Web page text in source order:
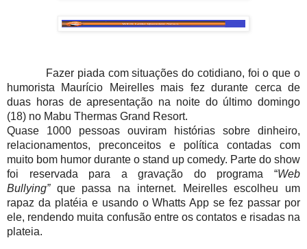
Fazer piada com situações do cotidiano, foi o que o
humorista Maurício Meirelles mais fez durante cerca de
duas horas de apresentação na noite do último domingo
(18) no Mabu Thermas Grand Resort.
Quase 1000 pessoas ouviram histórias sobre dinheiro,
relacionamentos, preconceitos e política contadas com
muito bom humor durante o stand up comedy. Parte do show
foi reservada para a gravação do programa “Web
Bullying” que passa na internet. Meirelles escolheu um
rapaz da platéia e usando o Whatts App se fez passar por
ele, rendendo muita confusão entre os contatos e risadas na
plateia.